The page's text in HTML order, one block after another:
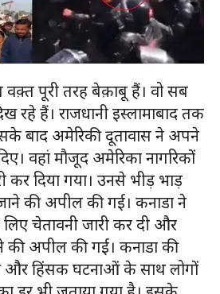
पूरी तरह बेक़ाबू हैं। वो सब
हैं। राजधानी इस्लामाबाद तक
बाद अमेरिकी दूतावास ने अपने
वहां मौजूद अमेरिका नागरिकों
कर दिया गया। उनसे भीड़ भाड़
की अपील की गई। कनाडा ने
चेतावनी जारी कर दी और
की अपील की गई। कनाडा की
और हिंसक घटनाओं के साथ लोगों